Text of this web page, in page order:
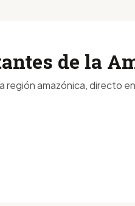
de la
región amazónica, directo